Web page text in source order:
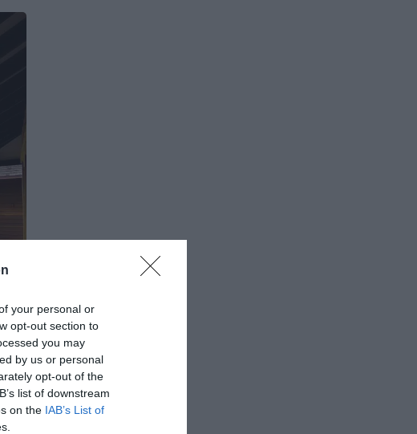
your personal or
opt-out section to
you may
by us or personal
opt-out of the
list of downstream
on the IAB’s List of